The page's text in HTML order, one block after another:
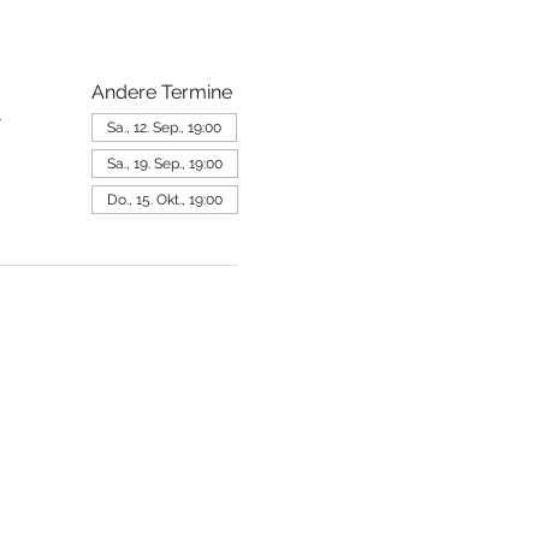
Andere Termine
Sa., 12. Sep., 19:00
Sa., 19. Sep., 19:00
Do., 15. Okt., 19:00